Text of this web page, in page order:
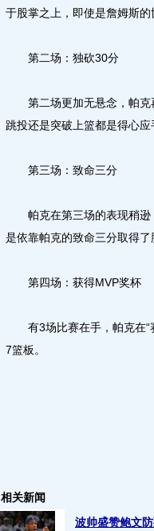
于股掌之上，即使是詹姆斯的
第二场：独砍30分
第二场更加无悬念，帕克
跳投还是突破上篮都是得心应
第三场：致命三分
帕克在第三场的表现稍逊
是依靠帕克的致命三分取得了
第四场：获得MVP奖杯
有3场比赛在手，帕克在“
7篮板。
相关新闻
波帅盛赞鲍文